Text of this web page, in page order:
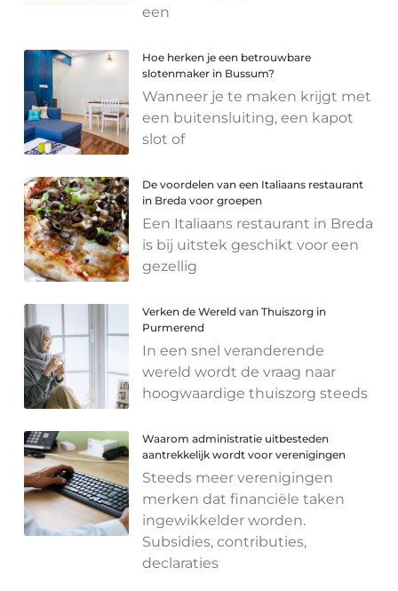
een
Hoe herken je een betrouwbare
slotenmaker in Bussum?
Wanneer je te maken krijgt met
een buitensluiting, een kapot
slot of
De voordelen van een Italiaans restaurant
in Breda voor groepen
Een Italiaans restaurant in Breda
is bij uitstek geschikt voor een
gezellig
Verken de Wereld van Thuiszorg in
Purmerend
In een snel veranderende
wereld wordt de vraag naar
hoogwaardige thuiszorg steeds
Waarom administratie uitbesteden
aantrekkelijk wordt voor verenigingen
Steeds meer verenigingen
merken dat financiële taken
ingewikkelder worden.
Subsidies, contributies,
declaraties